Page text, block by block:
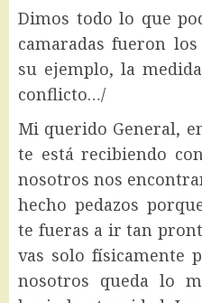
Dimos todo lo que
camaradas fueron
su ejemplo, la
conflicto…/
Mi querido General,
te está recibiendo
nosotros nos
hecho pedazos
te fueras a ir tan
vas solo físicamente
nosotros queda lo